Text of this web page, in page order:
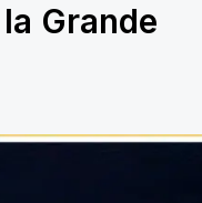
Grande